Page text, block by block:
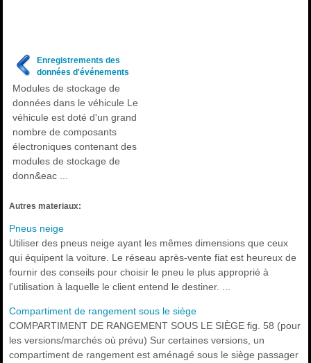
Enregistrements des
données d'événements
Modules de stockage de
données dans le véhicule Le
véhicule est doté d'un grand
nombre de composants
électroniques contenant des
modules de stockage de
donn&eac ...
Autres materiaux:
Pneus neige
Utiliser des pneus neige ayant les mêmes dimensions que ceux
qui équipent la voiture. Le réseau après-vente fiat est heureux de
fournir des conseils pour choisir le pneu le plus approprié à
l'utilisation à laquelle le client entend le destiner. ...
Compartiment de rangement sous le siège
COMPARTIMENT DE RANGEMENT SOUS LE SIÈGE fig. 58 (pour
les versions/marchés où prévu) Sur certaines versions, un
compartiment de rangement est aménagé sous le siège passager